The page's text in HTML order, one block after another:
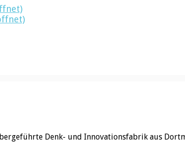
Denk- und Innovationsfabrik aus